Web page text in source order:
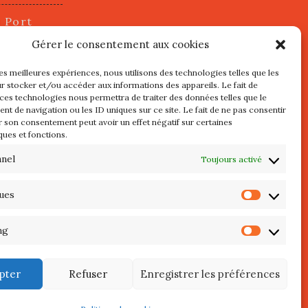
Gérer le consentement aux cookies
meilleures expériences, nous utilisons des technologies telles que les
stocker et/ou accéder aux informations des appareils. Le fait de
technologies nous permettra de traiter des données telles que le
de navigation ou les ID uniques sur ce site. Le fait de ne pas consentir
son consentement peut avoir un effet négatif sur certaines
et fonctions.
Toujours activé
Refuser Enregistrer les préférences
Port
juillet
3 Mai
de